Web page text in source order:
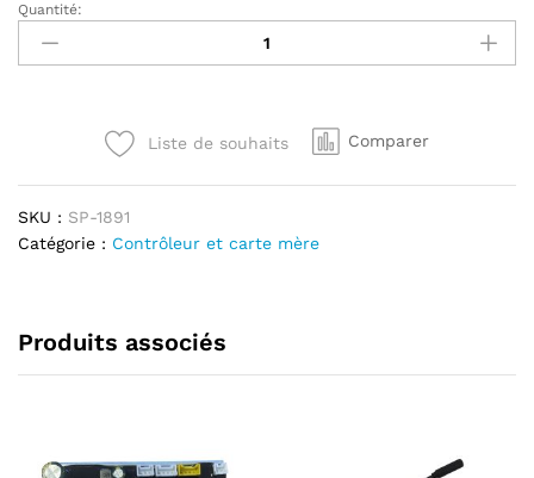
Controleur
48V
Kukirin
Quantité:
Liste de souhaits Comparer
SKU : SP-1891
Catégorie : Contrôleur et carte mère
Produits associés